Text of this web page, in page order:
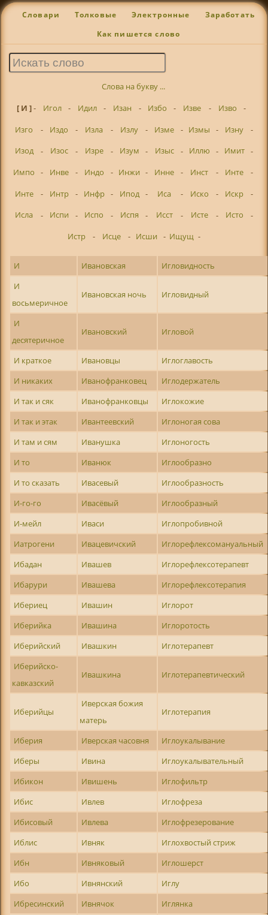
Словари Толковые Электронные Заработать
Как пишется слово
Слова на букву ...
[ И ]- Игол - Идил - Изан - Избо - Изве - Изво
-
Изго
- Издо - Изла - Излу - Изме - Измы - Изну
-
Изод
- Изос - Изре - Изум - Изыс - Иллю - Имит -
Импо
- Инве - Индо - Инжи - Инне - Инст - Инте
-
Инте
- Интр - Инфр - Ипод - Иса - Иско - Искр
-
Исла
- Испи - Испо - Испя - Исст - Исте - Исто
-
Истр
- Исце - Исши - Ищущ -
И Ивановская
Игловидность
И
восьмеричное
Ивановская ночь Игловидный
И
десятеричное
Ивановский Игловой
И краткое Ивановцы
Иглоглавость
И никаких
Иванофранковец
Иглодержатель
И так и сяк
Иванофранковцы
Иглокожие
И так и этак
Ивантеевский
Иглоногая сова
И там и сям
Иванушка
Иглоногость
И то
Иванюк
Иглообразно
И то сказать
Ивасевый
Иглообразность
И-го-го
Ивасёвый
Иглообразный
И-мейл
Иваси
Иглопробивной
Иатрогени
Ивацевичский
Иглорефлексомануальный
Ибадан
Ивашев
Иглорефлексотерапевт
Ибарури
Ивашева
Иглорефлексотерапия
Ибериец
Ивашин
Иглорот
Иберийка
Ивашина
Иглоротость
Иберийский
Ивашкин
Иглотерапевт
Иберийско-
кавказский
Ивашкина Иглотерапевтический
Иберийцы
Иверская божия
матерь
Иглотерапия
Иберия Иверская часовня
Иглоукалывание
Иберы
Ивина
Иглоукалывательный
Ибикон
Ивишень
Иглофильтр
Ибис
Ивлев
Иглофреза
Ибисовый
Ивлева
Иглофрезерование
Иблис
Ивняк
Иглохвостый стриж
Ибн
Ивняковый
Иглошерст
Ибо
Ивнянский
Иглу
Ибресинский
Ивнячок
Иглянка